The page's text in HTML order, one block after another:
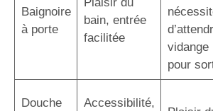
Baignoire
à porte
bain, entrée
facilitée
vidange
pour
Douche Accessibilité,